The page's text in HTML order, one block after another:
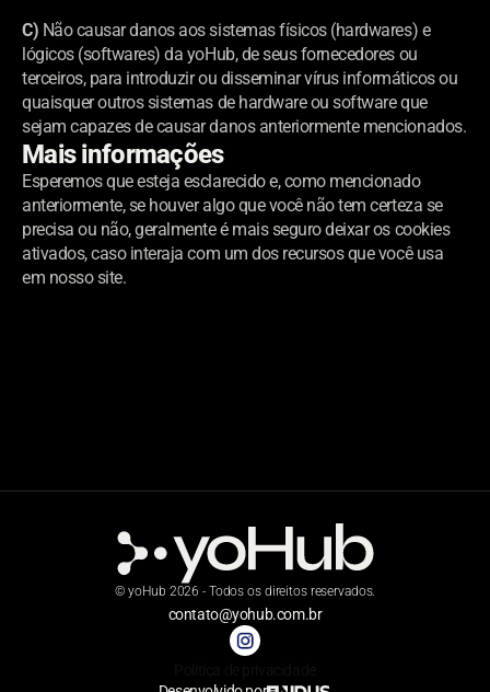
C) Não causar danos aos sistemas físicos (hardwares) e
lógicos (softwares) da yoHub, de seus fornecedores ou
terceiros, para introduzir ou disseminar vírus informáticos ou
quaisquer outros sistemas de hardware ou software que
sejam capazes de causar danos anteriormente mencionados.
Mais informações
Esperemos que esteja esclarecido e, como mencionado
anteriormente, se houver algo que você não tem certeza se
precisa ou não, geralmente é mais seguro deixar os cookies
ativados, caso interaja com um dos recursos que você usa
em nosso site.
©yoHub 2026 - Todos os direitos reservados.
contato@yohub.com.br